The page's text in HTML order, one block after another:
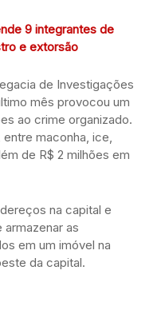
9 integrantes de
e extorsão
de Investigações
mês provocou um
ao crime organizado.
maconha, ice,
de R$ 2 milhões em
na capital e
armazenar as
em um imóvel na
da capital.